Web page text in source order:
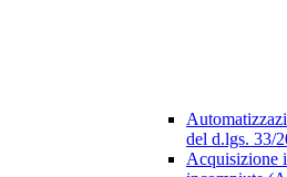
del d.lgs. 33/
Acquisizione